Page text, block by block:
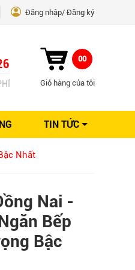
Đăng nhập Đăng ký
00
Giỏ hàng của tôi
TIN TỨC
Nhất
Nai -
Bếp
Bậc